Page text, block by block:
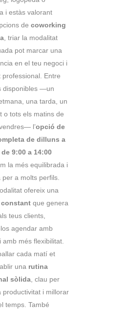
i estàs valorant
de coworking
, triar la modalitat
pot marcar una
en el teu negoci i
professional. Entre
disponibles —un
una tarda, un
o tots els matins de
l’opció de
de dilluns a
9:00 a 14:00
la més equilibrada i
a molts perfils.
ofereix una
constant que genera
teus clients,
agendar amb
amb més flexibilitat.
cada matí et
una rutina
sòlida , clau per
productivitat i millorar
temps. També